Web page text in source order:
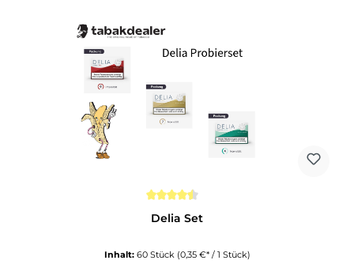
Delia Set
Inhalt: 60 Stück (0,35 €* / 1 Stück)